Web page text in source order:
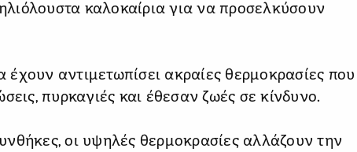
καλοκαίρια για να προσελκύσουν
έχουν αντιμετωπίσει ακραίες θερμοκρασίες που
πυρκαγιές και έθεσαν ζωές σε κίνδυνο.
οι υψηλές θερμοκρασίες αλλάζουν την